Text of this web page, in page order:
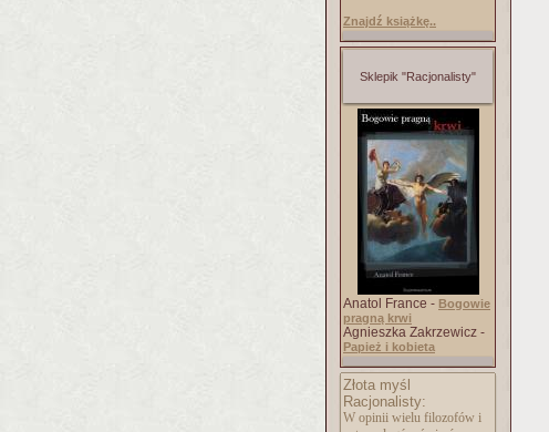
Znajdź książkę..
Sklepik "Racjonalisty"
Anatol France - Bogowie
pragną krwi
Agnieszka Zakrzewicz -
Papież i kobieta
Złota myśl
Racjonalisty:
W opinii wielu filozofów i